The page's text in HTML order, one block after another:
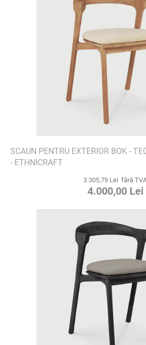
SCAUN PENTRU EXTERIOR BOK -
- ETHNICRAFT
3.305,79 Lei fără
4.000,00 Lei